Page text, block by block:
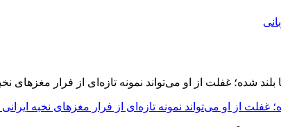
از او می‌تواند نمونه تازه‌ای از فرار مغزهای نخبه ایرانی